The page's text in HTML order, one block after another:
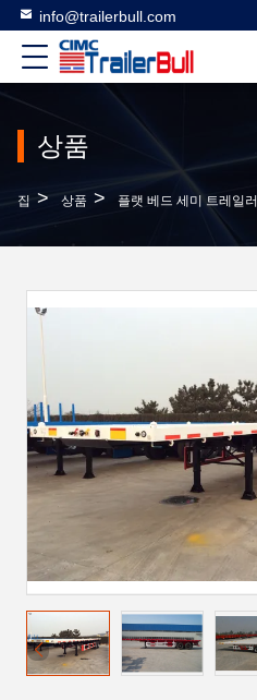
info@trailerbull.com
상품
집 > 상품 > 플랫 베드 세미 트레일러